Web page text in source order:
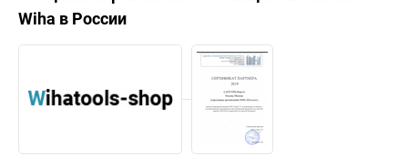
Wiha в России